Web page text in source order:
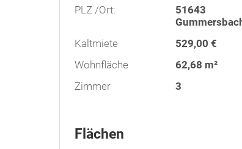
PLZ /Ort:
51643
Kaltmiete
529,00 €
Wohnfläche
62,68 m²
Zimmer
3
Flächen